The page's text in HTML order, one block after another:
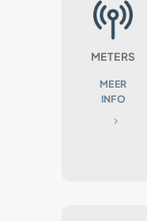
METERS
MEER
INFO